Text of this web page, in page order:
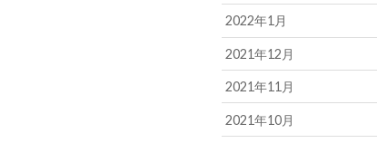
2022年1月
2021年12月
2021年11月
2021年10月